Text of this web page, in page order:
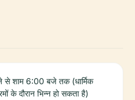
से शाम 6:00 बजे तक (धार्मिक
के दौरान भिन्न हो सकता है)